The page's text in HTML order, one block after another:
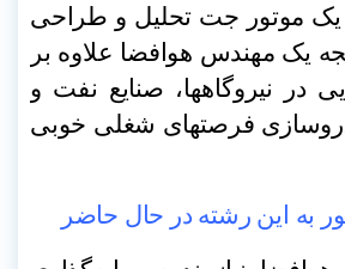
یک موتور جت تحلیل و طراحی
یک مهندس هوافضا علاوه بر
در نیروگاهها، صنایع نفت و
فرصتهای شغلی خوبی
به این رشته در حال حاضر